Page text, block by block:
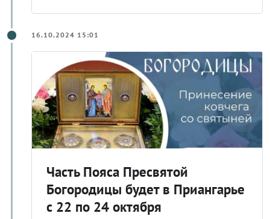
16.10.2024 15:01
Часть Пояса Пресвятой
Богородицы будет в Приангарье
с 22 по 24 октября